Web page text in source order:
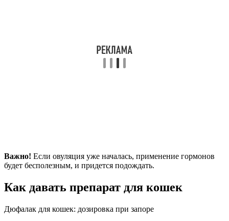
Важно! Если овуляция уже началась, применение гормонов
будет бесполезным, и придется подождать.
Как давать препарат для кошек
Дюфалак для кошек: дозировка при запоре